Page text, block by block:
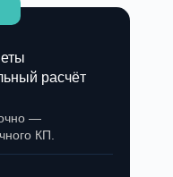
расчёт
—
КП.